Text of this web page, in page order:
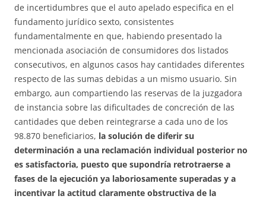
de incertidumbres que el auto apelado especifica en el
fundamento jurídico sexto, consistentes
fundamentalmente en que, habiendo presentado la
mencionada asociación de consumidores dos listados
consecutivos, en algunos casos hay cantidades diferentes
respecto de las sumas debidas a un mismo usuario. Sin
embargo, aun compartiendo las reservas de la juzgadora
de instancia sobre las dificultades de concreción de las
cantidades que deben reintegrarse a cada uno de los
98.870 beneficiarios, la solución de diferir su
determinación a una reclamación individual posterior no
es satisfactoria, puesto que supondría retrotraerse a
fases de la ejecución ya laboriosamente superadas y a
incentivar la actitud claramente obstructiva de la